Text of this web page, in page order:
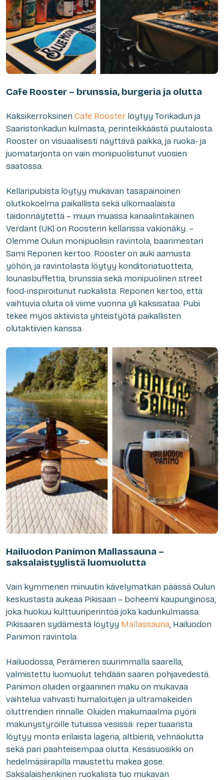
Cafe Rooster – brunssia, burgeria ja olutta
Kaksikerroksinen Cafe Rooster löytyy Torikadun ja
Saaristonkadun kulmasta, perinteikkäästä puutalosta.
Rooster on visuaalisesti näyttävä paikka, ja ruoka- ja
juomatarjonta on vain monipuolistunut vuosien
saatossa.
Kellaripubista löytyy mukavan tasapainoinen
olutkokoelma paikallista sekä ulkomaalaista
taidonnäytettä – muun muassa kanaalintakainen
Verdant (UK) on Roosterin kellarissa vakionäky. –
Olemme Oulun monipuolisin ravintola, baarimestari
Sami Reponen kertoo. Rooster on auki aamusta
yöhön, ja ravintolasta löytyy konditoriatuotteita,
lounasbuffettia, brunssia sekä monipuolinen street
food-inspiroitunut ruokalista. Reponen kertoo, että
vaihtuvia oluita oli viime vuonna yli kaksisataa. Pubi
tekee myös aktiivista yhteistyötä paikallisten
olutaktiivien kanssa.
Hailuodon Panimon Mallassauna –
saksalaistyylistä luomuolutta
Vain kymmenen minuutin kävelymatkan päässä Oulun
keskustasta aukeaa Pikisaari – boheemi kaupunginosa,
joka huokuu kulttuuriperintöä joka kadunkulmassa.
Pikisaaren sydämestä löytyy Mallassauna, Hailuodon
Panimon ravintola.
Hailuodossa, Perämeren suurimmalla saarella,
valmistettu luomuolut tehdään saaren pohjavedestä.
Panimon oluiden orgaaninen maku on mukavaa
vaihtelua vahvasti humaloitujen ja ultramakeiden
oluttrendien rinnalle. Oluiden makumaailma pyörii
makunystyröille tutuissa vesissä: repertuaarista
löytyy monta erilaista lageria, altbieriä, vehnäolutta
sekä pari paahteisempaa olutta. Kesäsuosikki on
hedelmäsiirapilla maustettu makea gose.
Saksalaishenkinen ruokalista tuo mukavan